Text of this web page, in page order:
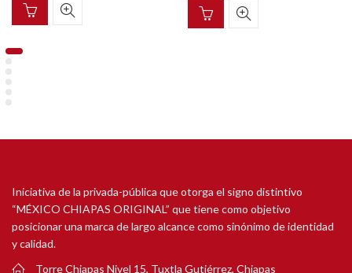
Iniciativa de la privada-pública que otorga el signo distintivo
“MÉXICO CHIAPAS ORIGINAL” que tiene como objetivo
posicionar una marca de largo alcance como sinónimo de identidad
y calidad.
Torre Chiapas Nivel 15, Tuxtla Gutiérrez, Chiapas